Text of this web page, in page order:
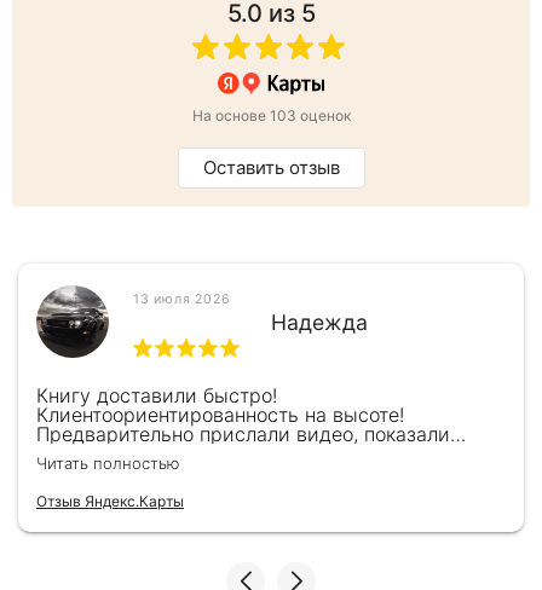
5.0 из 5
На основе 103 оценок
Оставить отзыв
13 июля 2026
Надежда
Книгу доставили быстро!
Клиентоориентированность на высоте!
Предварительно прислали видео, показали
книжку, быстро отправили и положили
подарочек) Спасибо!!!
Читать полностью
Отзыв Яндекс.Карты